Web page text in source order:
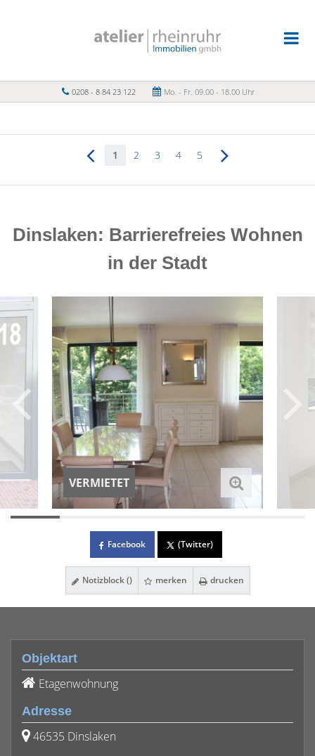
0208 - 8 84 23 122 Mo. - Fr. 09.00 - 18.00 Uhr
1 2 3 4 5
Dinslaken: Barrierefreies Wohnen
in der Stadt
VERMIETET
Facebook (Twitter)
Notizblock () merken drucken
Objektart
Etagenwohnung
Adresse
46535 Dinslaken